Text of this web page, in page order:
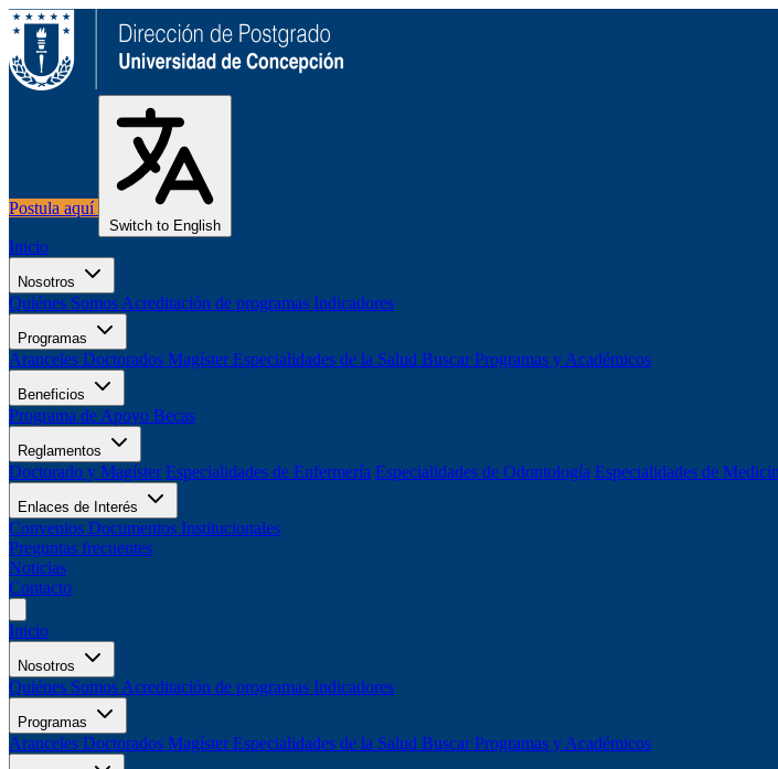
Postula aquí
Switch to English
Inicio
Nosotros
Quiénes Somos Acreditación de programas Indicadores
Programas
Aranceles Doctorados Magíster Especialidades de la Salud Buscar Programas y Académicos
Beneficios
Programa de Apoyo Becas
Reglamentos
Doctorado y Magíster Especialidades de Enfermería Especialidades de Odontología Especialidades de
Enlaces de Interés
Convenios Documentos Institucionales
Preguntas frecuentes
Noticias
Contacto
Inicio
Nosotros
Quiénes Somos Acreditación de programas Indicadores
Programas
Aranceles Doctorados Magíster Especialidades de la Salud Buscar Programas y Académicos